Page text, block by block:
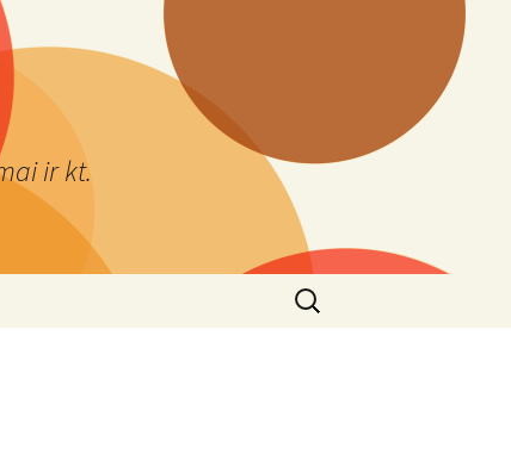
ir kt.
Ieškoti: